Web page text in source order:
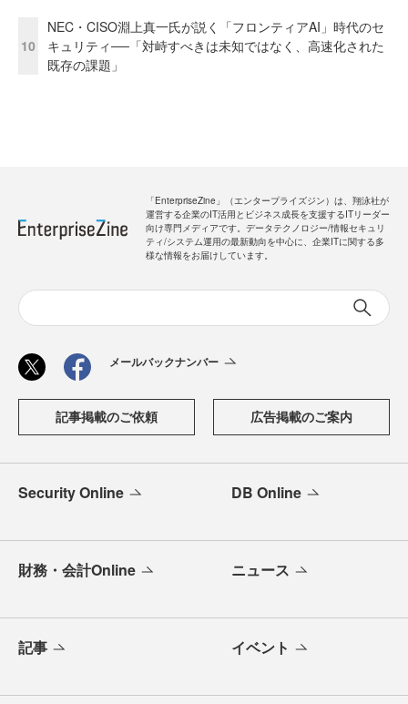
10
NEC・CISO淵上真一氏が説く「フロンティアAI」時代のセ
キュリティ──「対峙すべきは未知ではなく、高速化された
既存の課題」
「EnterpriseZine」（エンタープライズジン）は、翔泳社が
運営する企業のIT活用とビジネス成長を支援するITリーダー
向け専門メディアです。データテクノロジー/情報セキュリ
ティ/システム運用の最新動向を中心に、企業ITに関する多
様な情報をお届けしています。
メールバックナンバー
記事掲載のご依頼 広告掲載のご案内
Security Online DB Online
財務・会計Online ニュース
記事 イベント